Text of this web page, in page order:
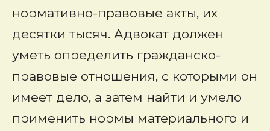
нормативно-правовые акты, их
десятки тысяч. Адвокат должен
уметь определить гражданско-
правовые отношения, с которыми он
имеет дело, а затем найти и умело
применить нормы материального и